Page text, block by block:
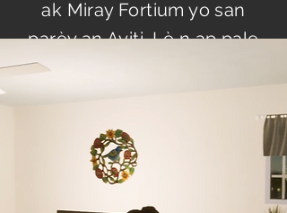
ak Miray Fortium yo san
parèy an Ayiti. Lè n ap pale
lojman ak miray sekirite,
ou p ap jwenn yon pi bon
opsyon.
W. Jerry Murray AIA LEED AP
Direktè Egzekitif,